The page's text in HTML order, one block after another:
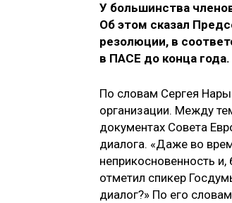
У большинства
Об этом сказал
резолюции, в
в ПАСЕ до конца года.
По словам Сергея
организации. Между
документах Совета
диалога. «Даже во
неприкосновенность
отметил спикер
диалог?» По его